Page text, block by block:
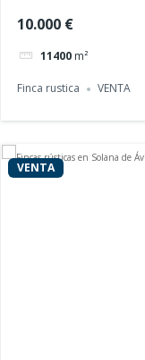
10.000 €
11400 m²
Finca rustica VENTA
VENTA